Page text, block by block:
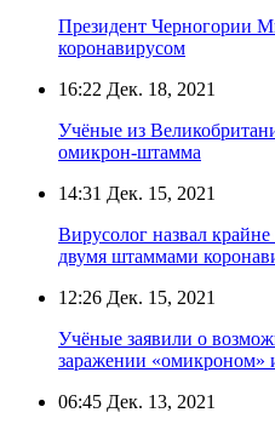
Президент Черногории
коронавирусом
16:22 Дек. 18, 2021
Учёные из
омикрон-штамма
14:31 Дек. 15, 2021
Вирусолог назвал
двумя штаммами
12:26 Дек. 15, 2021
Учёные заявили о
заражении «омикроном»
06:45 Дек. 13, 2021